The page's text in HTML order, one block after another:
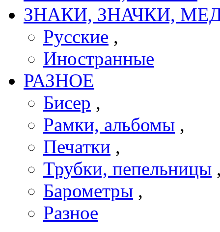
ЗНАКИ, ЗНАЧКИ,
Русские ,
Иностранные
РАЗНОЕ
Бисер ,
Рамки, альбомы ,
Печатки ,
Трубки, пепельницы
Барометры ,
Разное